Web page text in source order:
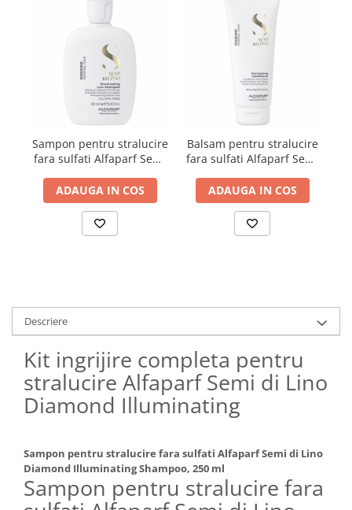
Sampon pentru stralucire
fara sulfati Alfaparf Semi
Illuminating Shampoo,
250 ml
ADAUGA IN COS
Balsam pentru stralucire
fara sulfati Alfaparf Semi
Illuminating Conditioner,
200 ml
ADAUGA IN COS
Descriere
Kit ingrijire completa pentru
stralucire Alfaparf Semi di Lino
Diamond Illuminating
Sampon pentru stralucire fara sulfati Alfaparf Semi di Lino
Diamond Illuminating Shampoo, 250 ml
Sampon pentru stralucire fara